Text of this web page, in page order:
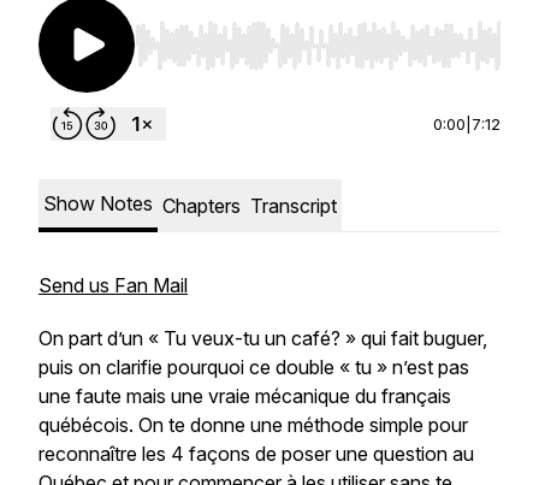
Use Left/Right to seek, Home/End to jump to
0:00 7:12
Show Notes Chapters Transcript
Send us Fan Mail
On part d’un « Tu veux-tu un café? » qui fait buguer,
puis on clarifie pourquoi ce double « tu » n’est pas
une faute mais une vraie mécanique du français
québécois. On te donne une méthode simple pour
reconnaître les 4 façons de poser une question au